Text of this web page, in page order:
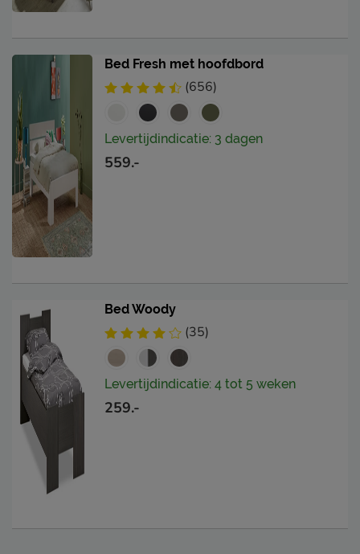
Bed Fresh met hoofdbord
(656)
Levertijdindicatie: 3 dagen
559.-
Bed Woody
(35)
Levertijdindicatie: 4 tot 5 weken
259.-